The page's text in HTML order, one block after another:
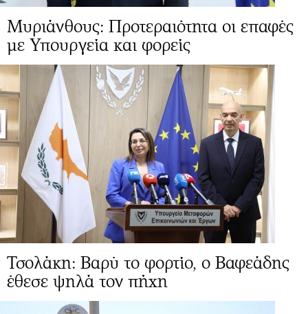
Μυριάνθους: Προτεραιότητα οι επαφές
με Υπουργεία και φορείς
Τσολάκη: Βαρύ το φορτίο, ο Βαφεάδης
έθεσε ψηλά τον πήχη